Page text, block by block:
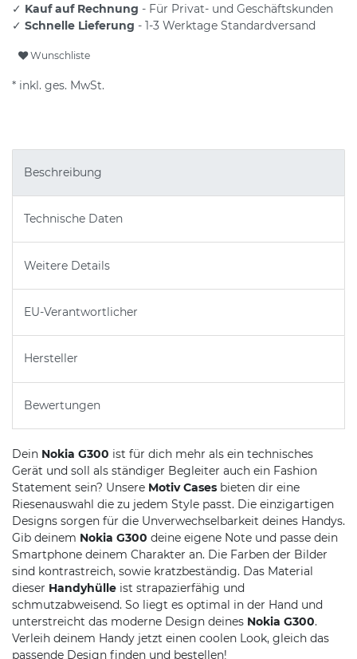
✓ Kauf auf Rechnung - Für Privat- und Geschäftskunden
✓ Schnelle Lieferung - 1-3 Werktage Standardversand
Wunschliste
* inkl. ges. MwSt.
Beschreibung
Technische Daten
Weitere Details
EU-Verantwortlicher
Hersteller
Bewertungen
Dein Nokia G300 ist für dich mehr als ein technisches
Gerät und soll als ständiger Begleiter auch ein Fashion
Statement sein? Unsere Motiv Cases bieten dir eine
Riesenauswahl die zu jedem Style passt. Die einzigartigen
Designs sorgen für die Unverwechselbarkeit deines Handys.
Gib deinem Nokia G300 deine eigene Note und passe dein
Smartphone deinem Charakter an. Die Farben der Bilder
sind kontrastreich, sowie kratzbeständig. Das Material
dieser Handyhülle ist strapazierfähig und
schmutzabweisend. So liegt es optimal in der Hand und
unterstreicht das moderne Design deines Nokia G300.
Verleih deinem Handy jetzt einen coolen Look, gleich das
passende Design finden und bestellen!